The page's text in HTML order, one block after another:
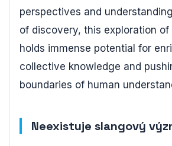
perspectives and
of discovery, this exploration of
holds immense potential for
collective knowledge and
boundaries of human
Neexistuje slangový